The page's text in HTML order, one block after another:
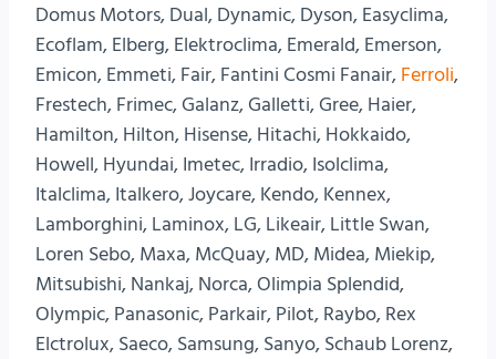
Domus Motors, Dual, Dynamic, Dyson, Easyclima,
Ecoflam, Elberg, Elektroclima, Emerald, Emerson,
Emicon, Emmeti, Fair, Fantini Cosmi Fanair, Ferroli,
Frestech, Frimec, Galanz, Galletti, Gree, Haier,
Hamilton, Hilton, Hisense, Hitachi, Hokkaido,
Howell, Hyundai, Imetec, Irradio, Isolclima,
Italclima, Italkero, Joycare, Kendo, Kennex,
Lamborghini, Laminox, LG, Likeair, Little Swan,
Loren Sebo, Maxa, McQuay, MD, Midea, Miekip,
Mitsubishi, Nankaj, Norca, Olimpia Splendid,
Olympic, Panasonic, Parkair, Pilot, Raybo, Rex
Elctrolux, Saeco, Samsung, Sanyo, Schaub Lorenz,